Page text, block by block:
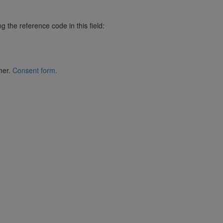
the reference code in this field:
Consent form.